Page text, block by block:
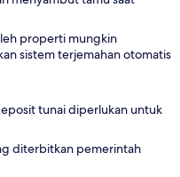
properti mungkin
sistem terjemahan otomatis
tunai diperlukan untuk
diterbitkan pemerintah